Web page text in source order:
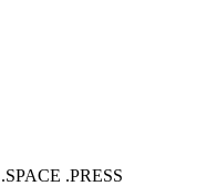
.SPACE .PRESS